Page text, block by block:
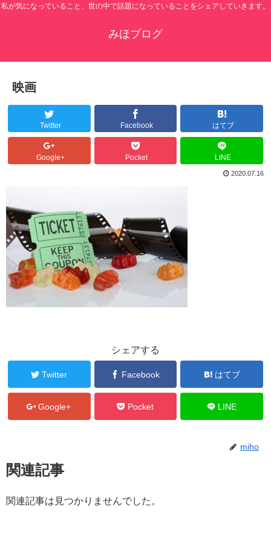
私が気になっていること、世の中で話題になっていることをシェアしていきます。
みほブログ
映画
Twitter Facebook はてブ
Google+ Pocket LINE
2020.07.16
シェアする
Twitter Facebook はてブ
Google+ Pocket LINE
miho
関連記事
関連記事は見つかりませんでした。